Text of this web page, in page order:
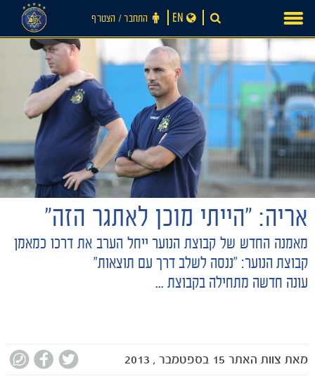
חדשות
content
התחבר ‪/‬ הצטרף EN
אריה: "הייתי מוכן לאתגר הזה"
מאמנה החדש של קבוצת הנוער ייחל הערב את דרכו כמאמן
קבוצת הנוער: "ננסה לשלב דרך עם תוצאות"
עונה חדשה מתחילה בקבוצת ...
מאת צוות האתר 15 בספטמבר , 2013